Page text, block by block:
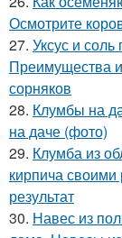
Осмотрите
27. Уксус и
Преимущества и
сорняков
28. Клумбы на
на даче (фото)
29. Клумба из
кирпича
результат
30. Навес из